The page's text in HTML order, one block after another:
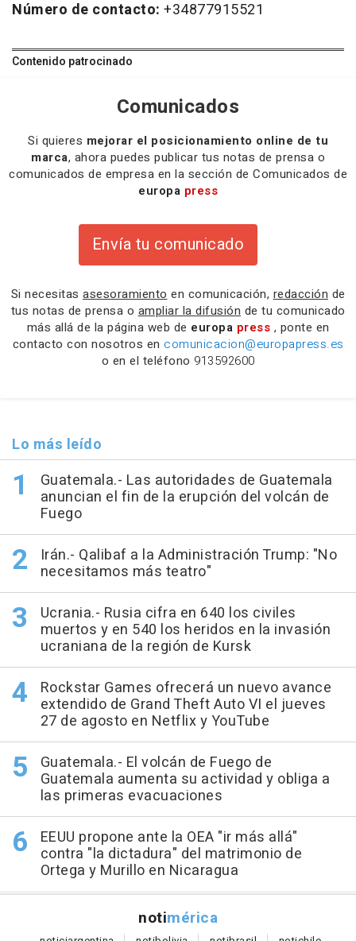
Número de contacto: +34877915521
Contenido patrocinado
Comunicados
Si quieres mejorar el posicionamiento online de tu
marca, ahora puedes publicar tus notas de prensa o
comunicados de empresa en la sección de Comunicados de
europa press
Envía tu comunicado
Si necesitas asesoramiento en comunicación, redacción de
tus notas de prensa o ampliar la difusión de tu comunicado
más allá de la página web de europa press , ponte en
contacto con nosotros en comunicacion@europapress.es
o en el teléfono 913592600
Lo más leído
Guatemala.- Las autoridades de Guatemala
anuncian el fin de la erupción del volcán de
Fuego
Irán.- Qalibaf a la Administración Trump: "No
necesitamos más teatro"
Ucrania.- Rusia cifra en 640 los civiles
muertos y en 540 los heridos en la invasión
ucraniana de la región de Kursk
Rockstar Games ofrecerá un nuevo avance
extendido de Grand Theft Auto VI el jueves
27 de agosto en Netflix y YouTube
Guatemala.- El volcán de Fuego de
Guatemala aumenta su actividad y obliga a
las primeras evacuaciones
EEUU propone ante la OEA "ir más allá"
contra "la dictadura" del matrimonio de
Ortega y Murillo en Nicaragua
notimérica